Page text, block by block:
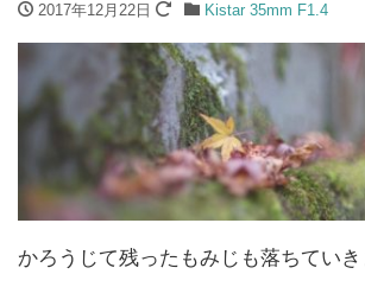
2017年12月22日 Kistar 35mm F1.4
かろうじて残ったもみじも落ちていき